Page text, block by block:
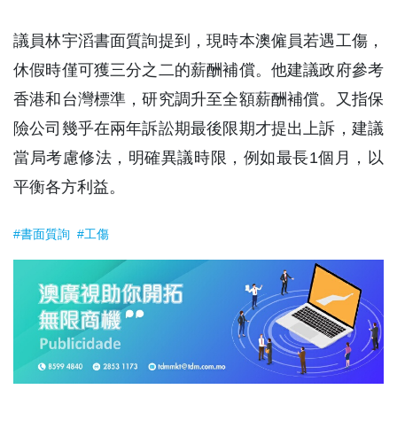
議員林宇滔書面質詢提到，現時本澳僱員若遇工傷，
休假時僅可獲三分之二的薪酬補償。他建議政府參考
香港和台灣標準，研究調升至全額薪酬補償。又指保
險公司幾乎在兩年訴訟期最後限期才提出上訴，建議
當局考慮修法，明確異議時限，例如最長1個月，以
平衡各方利益。
#書面質詢 #工傷